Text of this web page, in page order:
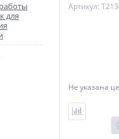
для
Артикул:
Не указана